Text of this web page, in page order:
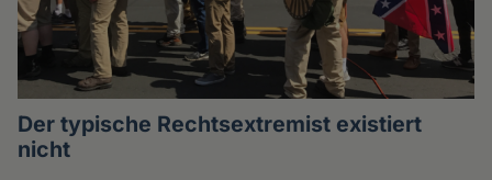
Der typische Rechtsextremist existiert
nicht